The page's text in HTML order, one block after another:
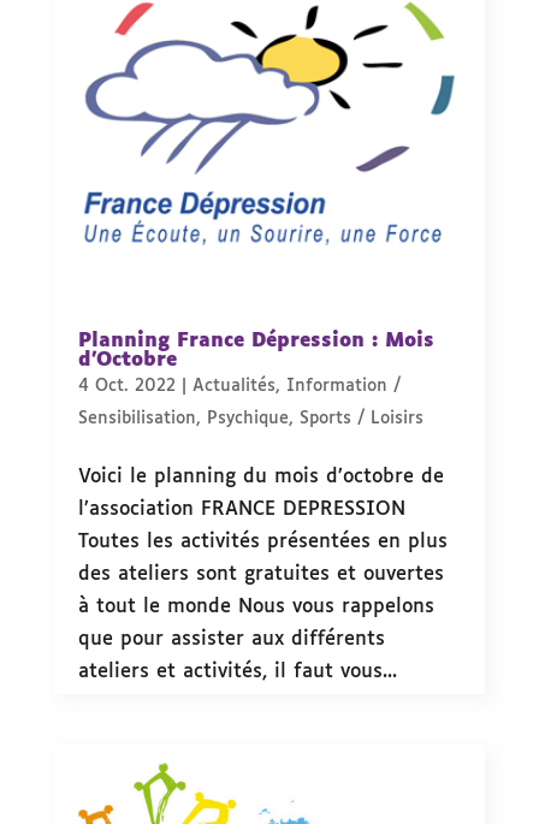
Planning France Dépression : Mois
d’Octobre
4 Oct. 2022| Actualités, Information /
Sensibilisation, Psychique, Sports / Loisirs
Voici le planning du mois d’octobre de
l’association FRANCE DEPRESSION
Toutes les activités présentées en plus
des ateliers sont gratuites et ouvertes
à tout le monde Nous vous rappelons
que pour assister aux différents
ateliers et activités, il faut vous...